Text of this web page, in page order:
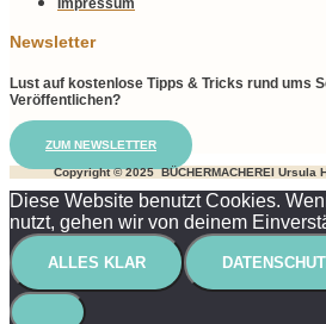
Newsletter
Lust auf kostenlose Tipps & Tricks rund ums
Veröffentlichen?
ZUM NEWSLETTER
Copyright © 2025 BÜCHERMACHEREI Ursula
Diese Website benutzt Cookies.
nutzt, gehen wir von deinem
ALLES KLAR